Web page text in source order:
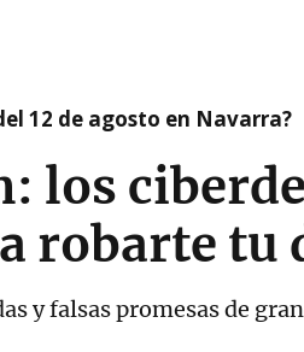
12 de agosto en Navarra?
los
robarte tu
y falsas promesas de